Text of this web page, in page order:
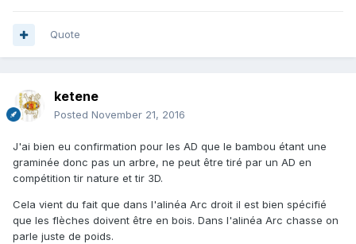
Quote
ketene
Posted November 21, 2016
J'ai bien eu confirmation pour les AD que le bambou étant une
graminée donc pas un arbre, ne peut être tiré par un AD en
compétition tir nature et tir 3D.
Cela vient du fait que dans l'alinéa Arc droit il est bien spécifié
que les flèches doivent être en bois. Dans l'alinéa Arc chasse on
parle juste de poids.